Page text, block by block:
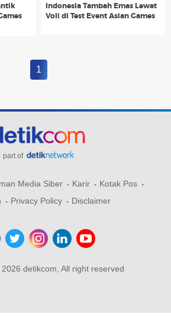
Indonesia Tambah Emas Lewat
Voli di Test Event Asian Games
1
part of
Media Siber Karir
Kotak Pos
Privacy Policy Disclaimer
detikcom, All right reserved